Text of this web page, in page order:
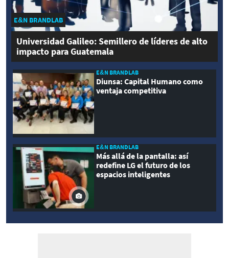
E&N BRANDLAB
Universidad Galileo: Semillero de líderes de alto
impacto para Guatemala
E&N BRANDLAB
Diunsa: Capital Humano como
ventaja competitiva
E&N BRANDLAB
Más allá de la pantalla: así
redefine LG el futuro de los
espacios inteligentes